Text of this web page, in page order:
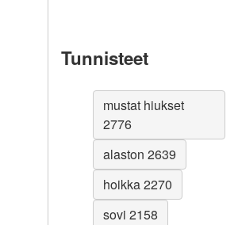
Tunnisteet
mustat hiukset
2776
alaston 2639
hoikka 2270
sovi 2158